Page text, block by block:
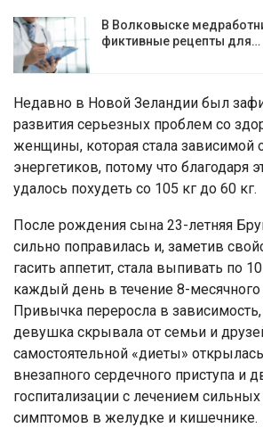
В Волковыске
фиктивные рецепты для…
Недавно в Новой Зеландии был
развития серьезных проблем со
женщины, которая стала зависимой
энергетиков, потому что благодаря
удалось похудеть со 105 кг до 60 кг.
После рождения сына 23-летняя
сильно поправилась и, заметив
гасить аппетит, стала выпивать по
каждый день в течение 8-месячного
Привычка переросла в
девушка скрывала от семьи и
самостоятельной «диеты»
внезапного сердечного приступа и
госпитализации с лечением
симптомов в желудке и кишечнике.